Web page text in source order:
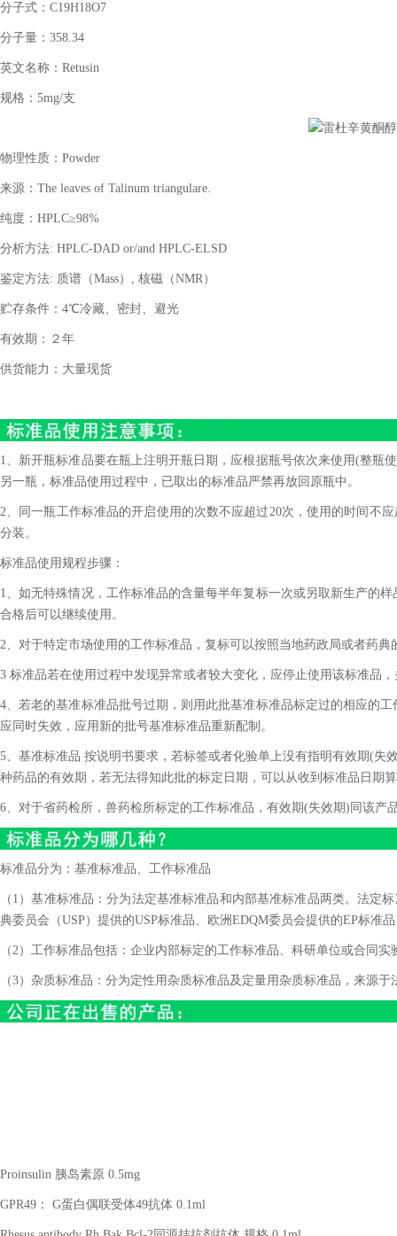
分子式： C19H18O7
分子量： 358.34
英文名称： Retusin
规格： 5mg/支
物理性质： Powder
来源： The leaves of Talinum triangulare.
纯度： HPLC≥98%
分析方法: HPLC-DAD or/and HPLC-ELSD
鉴定方法: 质谱（Mass）, 核磁（NMR）
贮存条件： 4℃冷藏、密封、避光
有效期：２年
供货能力：大量现货
1、新开瓶标准品要在瓶上注明开瓶日期，应根据瓶号依次来使用(整
另一瓶，标准品使用过程中，已取出的标准品严禁再放回原瓶中。
2、同一瓶工作标准品的开启使用的次数不应超过20次，使用的时间不
分装。
标准品使用规程步骤：
1、如无特殊情况，工作标准品的含量每半年复标一次或另取新生产的
合格后可以继续使用。
2、对于特定市场使用的工作标准品，复标可以按照当地药政局或者药典
3 标准品若在使用过程中发现异常或者较大变化，应停止使用该标准品
4、若老的基准标准品批号过期，则用此批基准标准品标定过的相应的
应同时失效，应用新的批号基准标准品重新配制。
5、基准标准品 按说明书要求，若标签或者化验单上没有指明有效期(失
种药品的有效期，若无法得知此批的标定日期，可以从收到标准品日期
6、对于省药检所，兽药检所标定的工作标准品，有效期(失效期)同该产
标准品分为：基准标准品、工作标准品
（1）基准标准品：分为法定基准标准品和内部基准标准品两类。法定
典委员会（USP）提供的USP标准品、欧洲EDQM委员会提供的EP标准
（2）工作标准品包括：企业内部标定的工作标准品、科研单位或合同
（3）杂质标准品：分为定性用杂质标准品及定量用杂质标准品，来源
Proinsulin 胰岛素原 0.5mg
GPR49： G蛋白偶联受体49抗体 0.1ml